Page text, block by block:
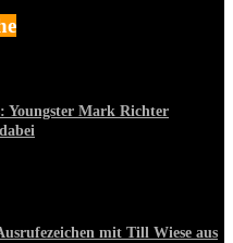
Youngster Mark Richter
mit Till Wiese aus